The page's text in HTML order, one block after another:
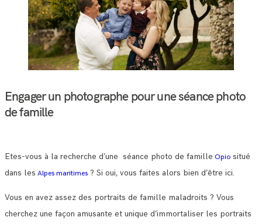
Engager un photographe pour une séance photo
de famille
Etes-vous à la recherche d’une séance photo de famille Opio situé
dans les Alpes maritimes ? Si oui, vous faites alors bien d’être ici.
Vous en avez assez des portraits de famille maladroits ? Vous
cherchez une façon amusante et unique d’immortaliser les portraits